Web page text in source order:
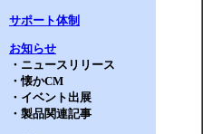
サポート体制
お知らせ
・ニュースリリース
・懐かCM
・イベント出展
・製品関連記事